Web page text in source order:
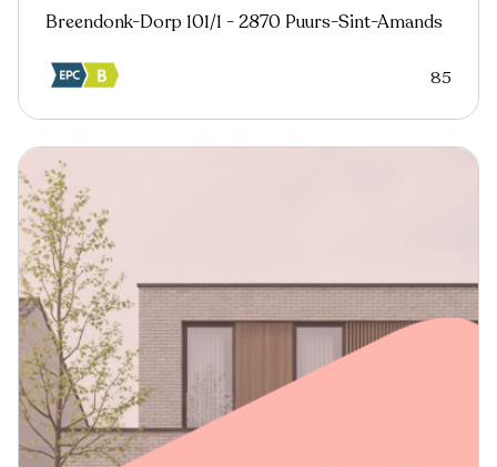
Breendonk-Dorp 101/1 - 2870 Puurs-Sint-Amands
85